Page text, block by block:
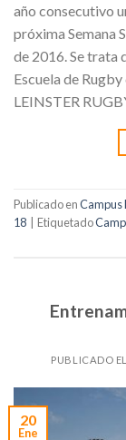
año consecutivo
próxima Semana
de 2016. Se trata
Escuela de
LEINSTER
Publicado enCampus
18
Etiquetado
PUBLICADO EL
20
Ene